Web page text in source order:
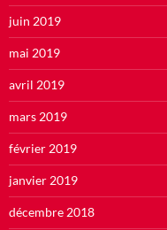
juin 2019
mai 2019
avril 2019
mars 2019
février 2019
janvier 2019
décembre 2018